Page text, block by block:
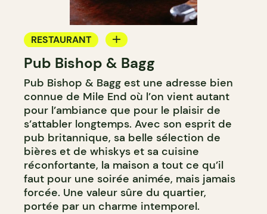
RESTAURANT
BAR
MICROBRASSERIE
Pub Bishop & Bagg
Pub Bishop & Bagg est une adresse bien
connue de Mile End où l’on vient autant
pour l’ambiance que pour le plaisir de
s’attabler longtemps. Avec son esprit de
pub britannique, sa belle sélection de
bières et de whiskys et sa cuisine
réconfortante, la maison a tout ce qu’il
faut pour une soirée animée, mais jamais
forcée. Une valeur sûre du quartier,
portée par un charme intemporel.